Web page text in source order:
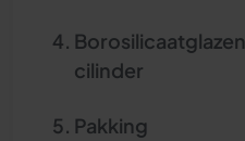
Borosilicaatglazen
cilinder
Pakking